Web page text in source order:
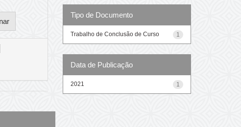
Tipo de Documento
1
Trabalho de Conclusão de Curso
Data de Publicação
1
2021